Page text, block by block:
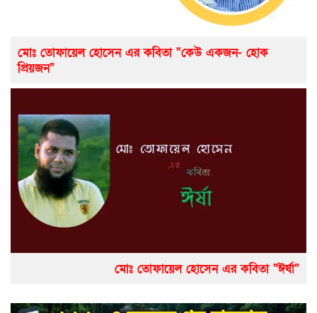
মোঃ তোফায়েল হোসেন এর কবিতা “কেউ একজন- হোক
প্রিয়জন”
মোঃ তোফায়েল হোসেন এর কবিতা “ঈর্ষা”